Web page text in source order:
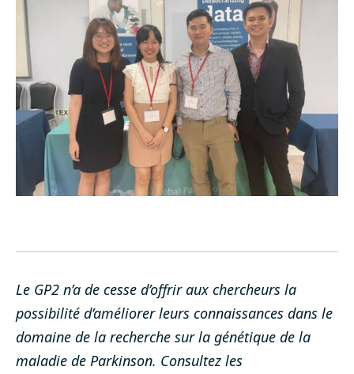
Le GP2 n’a de cesse d’offrir aux chercheurs la
possibilité d’améliorer leurs connaissances dans le
domaine de la recherche sur la génétique de la
maladie de Parkinson. Consultez les